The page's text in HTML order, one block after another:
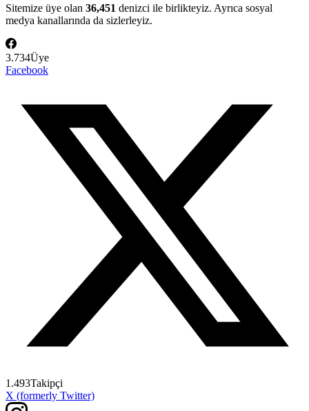
Sitemize üye olan 36,451 denizci ile birlikteyiz. Ayrıca sosyal
medya kanallarında da sizlerleyiz.
3.734Üye
Facebook
1.493Takipçi
X (formerly Twitter)